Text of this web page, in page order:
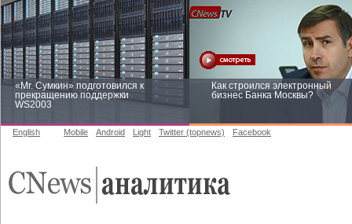
«Mr. Сумкин» подготовился к
прекращению поддержки
WS2003
Как строился электронный
бизнес Банка Москвы?
English Mobile Android Light Twitter (topnews) Facebook